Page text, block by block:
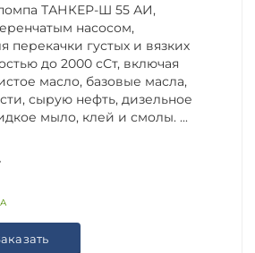
ТАНКЕР-Ш 55 АИ,
насосом,
перекачки густых и вязких
до 2000 сСт, включая
масло, базовые масла,
сырую нефть, дизельное
мыло, клей и смолы. ...